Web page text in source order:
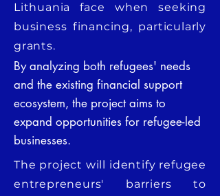
Lithuania face when seeking
business financing, particularly
grants.
By analyzing both refugees' needs
and the existing financial support
ecosystem, the project aims to
expand opportunities for refugee-led
businesses.
The project will identify refugee
entrepreneurs' barriers to